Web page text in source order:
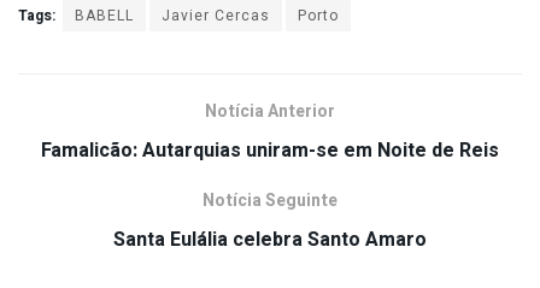
Tags: BABELL Javier Cercas Porto
Notícia Anterior
Famalicão: Autarquias uniram-se em Noite de Reis
Notícia Seguinte
Santa Eulália celebra Santo Amaro